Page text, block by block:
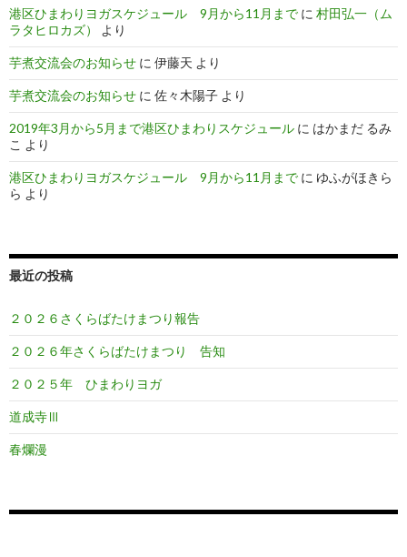
港区ひまわりヨガスケジュール 9月から11月まで に 村田弘一（ム
ラタヒロカズ）
より
芋煮交流会のお知らせ に 伊藤天 より
芋煮交流会のお知らせ に 佐々木陽子 より
2019年3月から5月まで港区ひまわりスケジュール に はかまだ るみ
こ より
港区ひまわりヨガスケジュール 9月から11月まで に ゆふがほきら
ら より
最近の投稿
２０２６さくらばたけまつり報告
２０２６年さくらばたけまつり 告知
２０２５年 ひまわりヨガ
道成寺Ⅲ
春爛漫